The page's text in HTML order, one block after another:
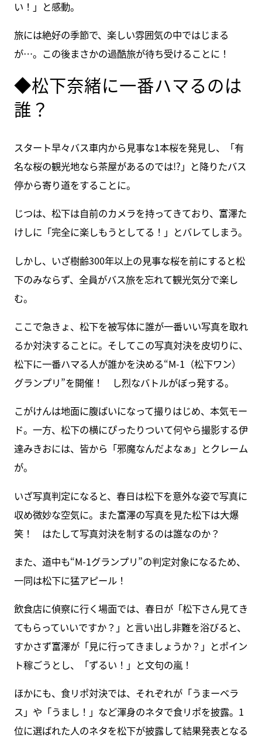
い！」と感動。
旅には絶好の季節で、楽しい雰囲気の中ではじまる
が…。この後まさかの過酷旅が待ち受けることに！
◆松下奈緒に一番ハマるのは
誰？
スタート早々バス車内から見事な1本桜を発見し、「有
名な桜の観光地なら茶屋があるのでは!?」と降りたバス
停から寄り道をすることに。
じつは、松下は自前のカメラを持ってきており、富澤た
けしに「完全に楽しもうとしてる！」とバレてしまう。
しかし、いざ樹齢300年以上の見事な桜を前にすると松
下のみならず、全員がバス旅を忘れて観光気分で楽し
む。
ここで急きょ、松下を被写体に誰が一番いい写真を取れ
るか対決することに。そしてこの写真対決を皮切りに、
松下に一番ハマる人が誰かを決める“M-1（松下ワン）
グランプリ”を開催！ し烈なバトルがぼっ発する。
こがけんは地面に腹ばいになって撮りはじめ、本気モー
ド。一方、松下の横にぴったりついて何やら撮影する伊
達みきおには、皆から「邪魔なんだよなぁ」とクレーム
が。
いざ写真判定になると、春日は松下を意外な姿で写真に
収め微妙な空気に。また富澤の写真を見た松下は大爆
笑！ はたして写真対決を制するのは誰なのか？
また、道中も“M-1グランプリ”の判定対象になるため、
一同は松下に猛アピール！
飲食店に偵察に行く場面では、春日が「松下さん見てき
てもらっていいですか？」と言い出し非難を浴びると、
すかさず富澤が「見に行ってきましょうか？」とポイン
ト稼ごうとし、「ずるい！」と文句の嵐！
ほかにも、食リポ対決では、それぞれが「うまーベラ
ス」や「うまし！」など渾身のネタで食リポを披露。1
位に選ばれた人のネタを松下が披露して結果発表となる